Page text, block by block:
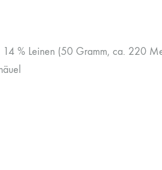
14 % Leinen (50 Gramm, ca. 220